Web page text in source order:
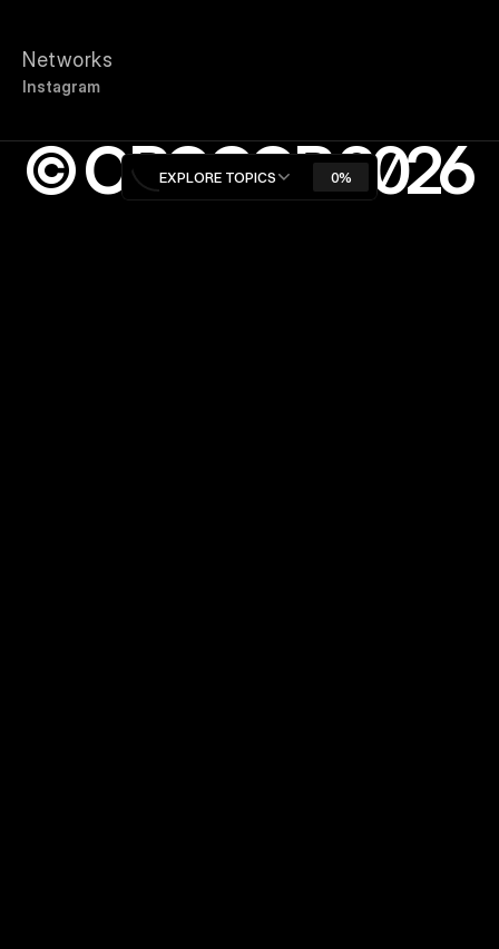
EXPLORE TOPICS 0%
Networks
Instagram
© OROCOR 2026